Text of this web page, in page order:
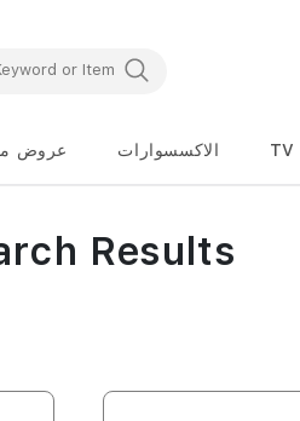
TV الاكسسوارات عروض
Results